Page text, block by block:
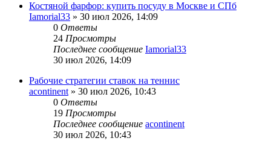
Костяной фарфор: купить посуду в Москве и СПб
Iamorial33 » 30 июл 2026, 14:09
0 Ответы
24 Просмотры
Последнее сообщение Iamorial33
30 июл 2026, 14:09
Рабочие стратегии ставок на теннис
acontinent » 30 июл 2026, 10:43
0 Ответы
19 Просмотры
Последнее сообщение acontinent
30 июл 2026, 10:43